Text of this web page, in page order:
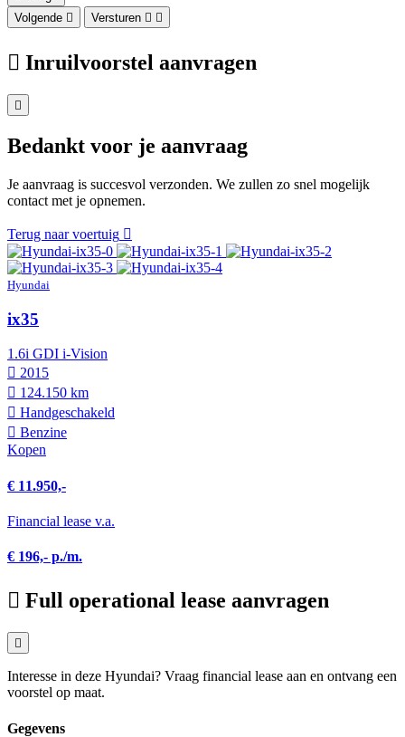
Volgende
Versturen
Inruilvoorstel aanvragen
Bedankt voor je aanvraag
Je aanvraag is succesvol verzonden. We zullen zo snel mogelijk
contact met je opnemen.
Terug naar voertuig
Hyundai
ix35
1.6i GDI i-Vision
2015
124.150 km
Hand­geschakeld
Benzine
Kopen
€ 11.950,-
Financial lease v.a.
€ 196,- p./m.
Full operational lease aanvragen
Interesse in deze Hyundai? Vraag financial lease aan en ontvang een
voorstel op maat.
Gegevens